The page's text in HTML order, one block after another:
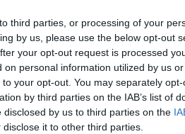
third parties, or processing of your
by us, please use the below opt-out
your opt-out request is processed
personal information utilized by us
your opt-out. You may separately
by third parties on the IAB’s list of
by us to third parties on the
it to other third parties.
érdekes dal született.